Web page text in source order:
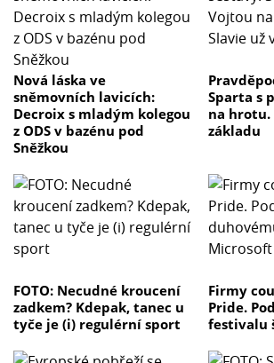
Nová láska ve
sněmovních lavicích:
Decroix s mladým kolegou
z ODS v bazénu pod
Sněžkou
Sparta s
na hrotu.
základu
FOTO: Necudné kroucení
zadkem? Kdepak, tanec u
tyče je (i) regulérní sport
Firmy
Pride.
festivalu